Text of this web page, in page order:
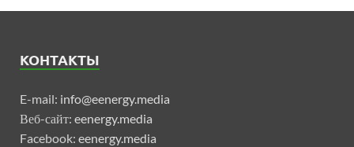
КОНТАКТЫ
E-mail: info@eenergy.media
Веб-сайт: eenergy.media
Facebook: eenergy.media